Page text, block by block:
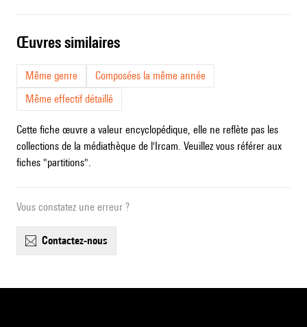
œuvres similaires
Même genre
Composées la même année
Même effectif détaillé
Cette fiche œuvre a valeur encyclopédique, elle ne reflète pas les
collections de la médiathèque de l'Ircam. Veuillez vous référer aux
fiches "partitions".
Vous constatez une erreur ?
contactez-nous